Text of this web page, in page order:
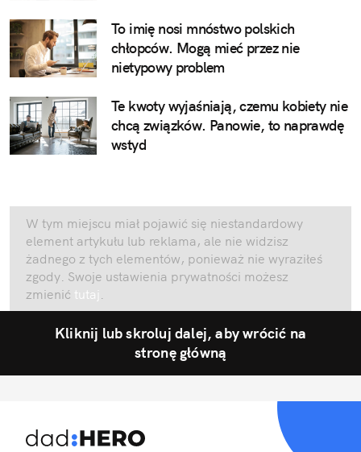
To imię nosi mnóstwo polskich
chłopców. Mogą mieć przez nie
nietypowy problem
Te kwoty wyjaśniają, czemu kobiety nie
chcą związków. Panowie, to naprawdę
wstyd
W tym miejscu miał pojawić się niestandardowy
element artykułu lub reklama, ale nie widzisz
żadnego z tych elementów, ponieważ nie wyraziłeś
zgody. Swoje ustawienia prywatności możesz
zmienić tutaj
Kliknij lub skroluj dalej, aby wrócić na
stronę główną